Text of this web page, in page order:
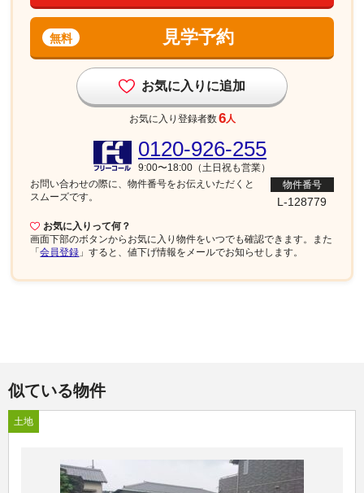
見学予約
無料
お気に入りに追加
お気に入り登録者数6人
お気に入りって何？
画面下部のボタンからお気に入り物件をいつでも確認できます。また
「会員登録 」すると、値下げ情報をメールでお知らせします。
0120-926-255
9:00〜18:00（土日祝も営業）
お問い合わせの際に、物件番号をお伝えいただくと
スムーズです。
物件番号
L-128779
似ている物件
土地